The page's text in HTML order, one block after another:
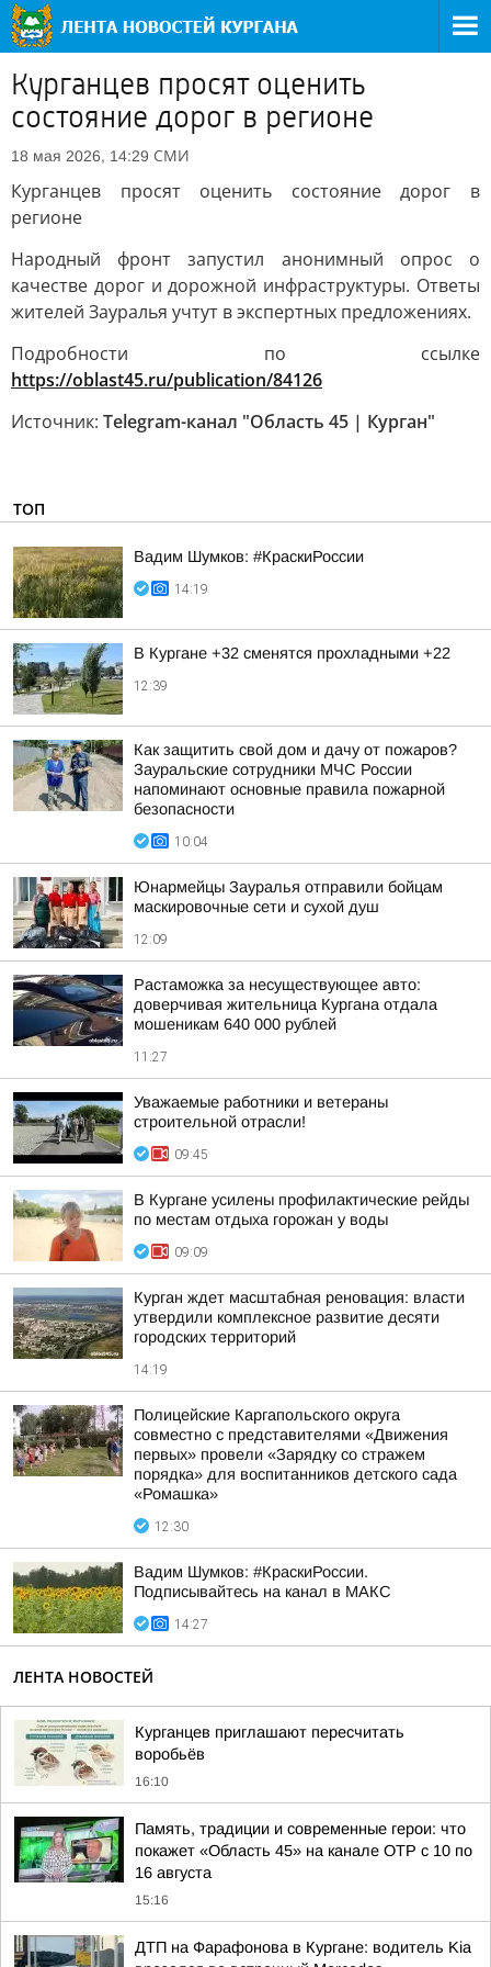
Курганцев просят оценить
состояние дорог в регионе
18 мая 2026, 14:29 СМИ
Курганцев просят оценить состояние дорог в
регионе
Народный фронт запустил анонимный опрос о
качестве дорог и дорожной инфраструктуры. Ответы
жителей Зауралья учтут в экспертных предложениях.
Подробности по ссылке
https://oblast45.ru/publication/84126
Источник: Telegram-канал "Область 45 | Курган"
ТОП
Вадим Шумков: #КраскиРоссии
14:19
В Кургане +32 сменятся прохладными +22
12:39
Как защитить свой дом и дачу от пожаров?
Зауральские сотрудники МЧС России
напоминают основные правила пожарной
безопасности
10:04
Юнармейцы Зауралья отправили бойцам
маскировочные сети и сухой душ
12:09
Растаможка за несуществующее авто:
доверчивая жительница Кургана отдала
мошеникам 640 000 рублей
11:27
Уважаемые работники и ветераны
строительной отрасли!
09:45
В Кургане усилены профилактические рейды
по местам отдыха горожан у воды
09:09
Курган ждет масштабная реновация: власти
утвердили комплексное развитие десяти
городских территорий
14:19
Полицейские Каргапольского округа
совместно с представителями «Движения
первых» провели «Зарядку со стражем
порядка» для воспитанников детского сада
«Ромашка»
12:30
Вадим Шумков: #КраскиРоссии.
Подписывайтесь на канал в МАКС
14:27
ЛЕНТА НОВОСТЕЙ
Курганцев приглашают пересчитать
воробьёв
16:10
Память, традиции и современные герои: что
покажет «Область 45» на канале ОТР с 10 по
16 августа
15:16
ДТП на Фарафонова в Кургане: водитель Kia